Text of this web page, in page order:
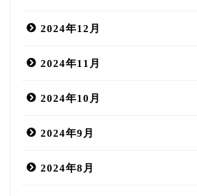
2024年12月
2024年11月
2024年10月
2024年9月
2024年8月